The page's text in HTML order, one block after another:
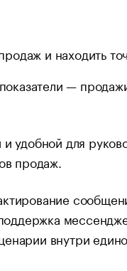
и находить
—
удобной для
продаж.
внутри